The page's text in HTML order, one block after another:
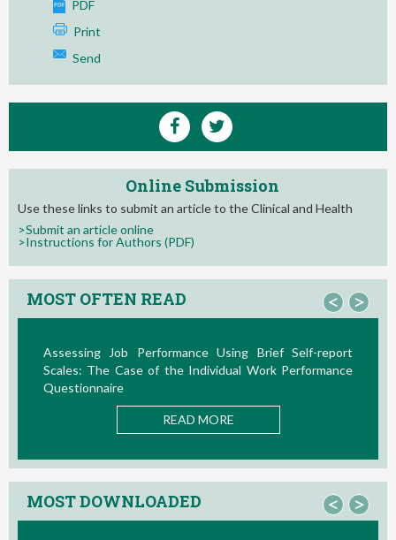
PDF
Print
Send
Online Submission
Use these links to submit an article to the Clinical and Health
>Submit an article online
>Instructions for Authors (PDF)
MOST OFTEN READ < >
Using Brief Self-report
Work Performance
La Teoría de las Demandas y
Nuevos Desarrollos en la Última
MOST DOWNLOADED < >